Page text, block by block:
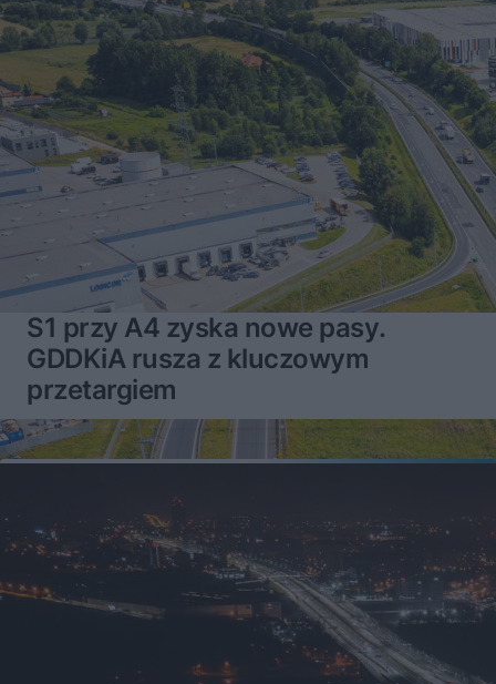
S1 przy A4 zyska nowe pasy.
GDDKiA rusza z kluczowym
przetargiem